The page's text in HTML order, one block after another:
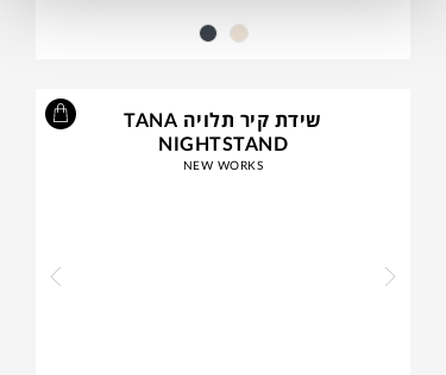
שידת קיר תלויה TANA
NIGHTSTAND
NEW WORKS